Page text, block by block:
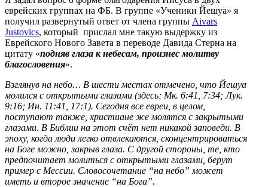
еврейских группах на ФБ. В группе «Ученики Йешуа» я
получил развернутый ответ от члена группы Aivars
Justovics, который прислал мне такую выдержку из
Еврейского Нового Завета в переводе Давида Стерна на
цитату «подняв глаза к небесам, произнес молитву
благословения».
Взглянув на небо… В шести местах отмечено, что Йешуа
молился с открытыми глазами (здесь; Mк. 6:41, 7:34; Лук.
9:16; Ин. 11:41, 17:1). Сегодня все евреи, в целом,
поступают также, христиане же молятся с закрытыми
глазами. В Библии на этот счёт нет никакой заповеди. В
эпоху, когда люди легко отвлекаются, сконцентрироваться
на Боге можно, закрыв глаза. С другой стороны, те, кто
предпочитает молиться с открытыми глазами, берут
пример с Мессии. Словосочетание “на небо” может
иметь и второе значение “на Бога”.